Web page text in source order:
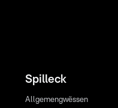
Spilleck
Allgemengwëssen